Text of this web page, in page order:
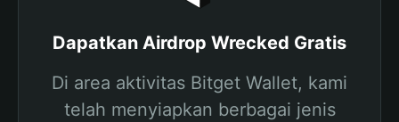
Dapatkan Airdrop Wrecked Gratis
Di area aktivitas Bitget Wallet, kami
telah menyiapkan berbagai jenis